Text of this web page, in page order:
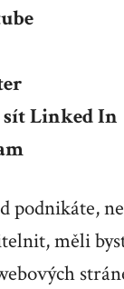
Linked In
podnikáte,
měli